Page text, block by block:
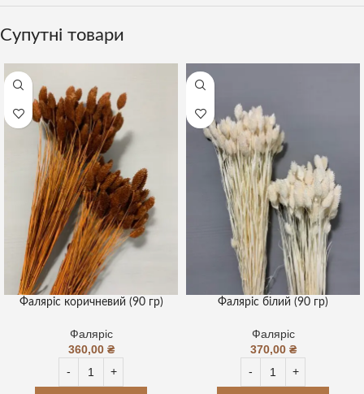
Супутні товари
Фаляріс коричневий (90 гр)
Фаляріс
360,00 ₴
Фаляріс білий (90 гр)
Фаляріс
370,00 ₴